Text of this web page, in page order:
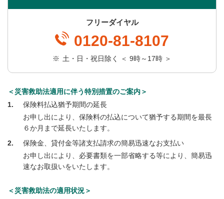
フリーダイヤル
0120-81-8107
※ 土・日・祝日除く ＜ 9時～17時 ＞
＜災害救助法適用に伴う特別措置のご案内＞
1
保険料払込猶予期間の延長
お申し出により、保険料の払込について猶予する期間を最長
６か月まで延長いたします。
2
保険金、貸付金等諸支払請求の簡易迅速なお支払い
お申し出により、必要書類を一部省略する等により、簡易迅
速なお取扱いをいたします。
＜災害救助法の適用状況＞